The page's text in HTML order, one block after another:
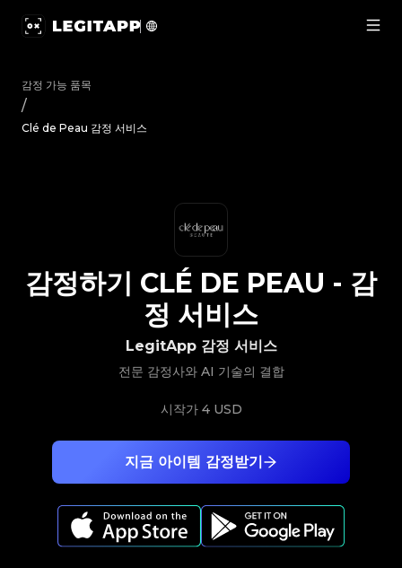
감정 가능 품목
/
Clé de Peau 감정 서비스
지금 아이템 감정받기
LegitApp 감정 서비스
전문 감정사와 AI 기술의 결합
시작가 4 USD
감정하기 CLÉ DE PEAU - 감
정 서비스